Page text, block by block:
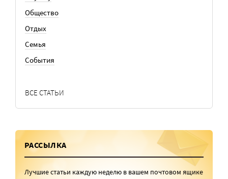
Общество
Отдых
Семья
События
ВСЕ СТАТЬИ
РАССЫЛКА
Лучшие статьи каждую неделю в вашем почтовом ящике